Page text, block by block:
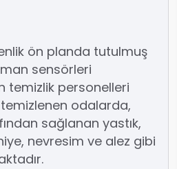
ön planda tutulmuş
sensörleri
temizlik personelleri
odalarda,
sağlanan yastık,
nevresim ve alez gibi